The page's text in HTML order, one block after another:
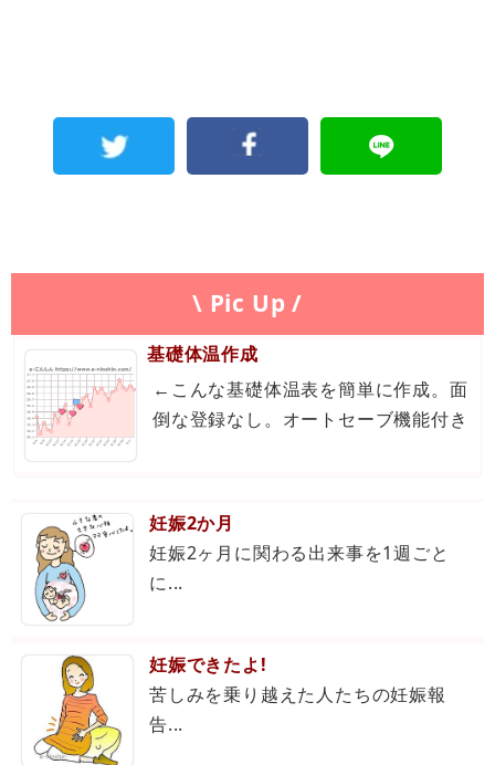
\ Pic Up /
基礎体温作成
←こんな基礎体温表を簡単に作成。面
倒な登録なし。オートセーブ機能付き
妊娠2か月
妊娠2ヶ月に関わる出来事を1週ごと
に...
妊娠できたよ!
苦しみを乗り越えた人たちの妊娠報
告...